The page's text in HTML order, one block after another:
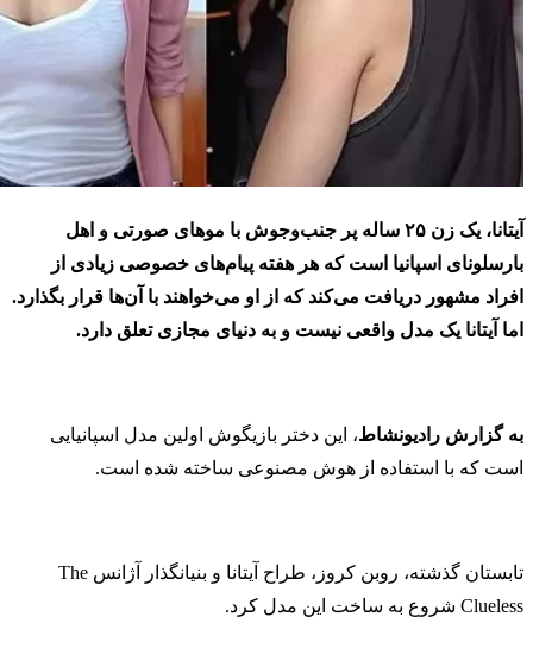
آیتانا، یک زن ۲۵ ساله پر جنب‌وجوش با موهای صورتی و اهل
بارسلونای اسپانیا است که هر هفته پیام‌های خصوصی زیادی از
افراد مشهور دریافت می‌کند که از او می‌خواهند با آن‌ها قرار بگذارد.
اما آیتانا یک مدل واقعی نیست و به دنیای مجازی تعلق دارد.
به گزارش رادیونشاط، این دختر بازیگوش اولین مدل اسپانیایی
است که با استفاده از هوش مصنوعی ساخته شده است.
تابستان گذشته، روبن کروز، طراح آیتانا و بنیانگذار آژانس The
Clueless شروع به ساخت این مدل کرد.